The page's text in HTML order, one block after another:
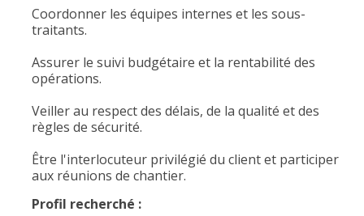
Coordonner les équipes internes et les sous-
traitants.
Assurer le suivi budgétaire et la rentabilité des
opérations.
Veiller au respect des délais, de la qualité et des
règles de sécurité.
Être l'interlocuteur privilégié du client et participer
aux réunions de chantier.
Profil recherché :